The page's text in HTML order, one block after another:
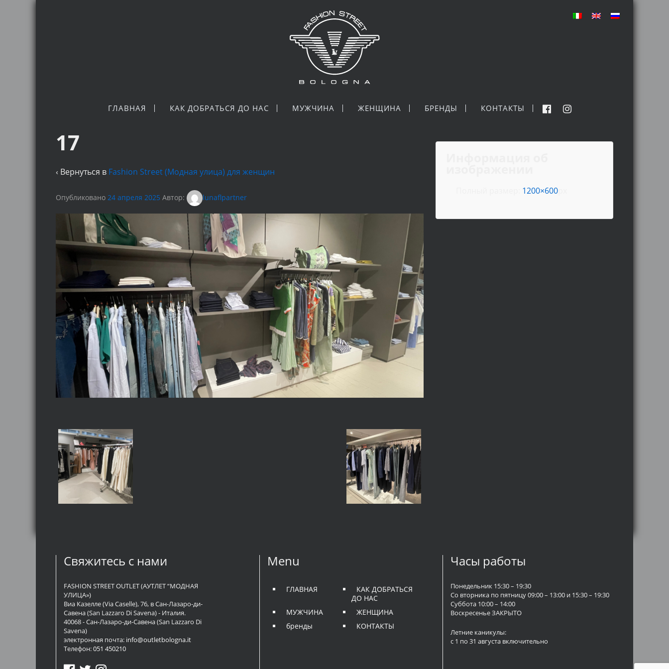
ГЛАВНАЯ КАК ДОБРАТЬСЯ ДО НАС МУЖЧИНА ЖЕНЩИНА БРЕНДЫ КОНТАКТЫ
17
‹ Вернуться в Fashion Street (Модная улица) для женщин
Опубликовано 24 апреля 2025 Автор: lunaflpartner
1200×600px
Свяжитесь с нами
FASHION STREET OUTLET (АУТЛЕТ “МОДНАЯ
УЛИЦА»)
Виа Казелле (Via Caselle), 76, в Сан-Лазаро-ди-
Савена (San Lazzaro Di Savena) - Италия.
40068 - Сан-Лазаро-ди-Савена (San Lazzaro Di
Savena)
электронная почта: info@outletbologna.it
Телефон:051 450210
Menu
ГЛАВНАЯ
КАК ДОБРАТЬСЯ
ДО НАС
МУЖЧИНА
ЖЕНЩИНА
бренды
КОНТАКТЫ
Часы работы
Понедельник 15:30 – 19:30
Со вторника по пятницу 09:00 – 13:00 и 15:30 – 19:30
Суббота 10:00 – 14:00
Воскресенье ЗАКРЫТО
Летние каникулы:
с 1 по 31 августа включительно